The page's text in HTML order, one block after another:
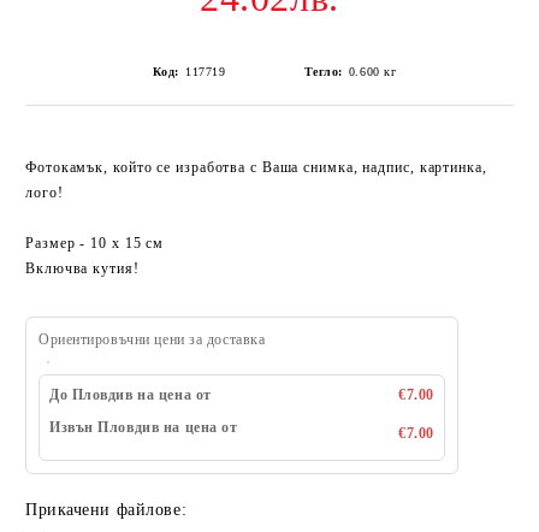
Код: 117719 Тегло: 0.600 кг
Фотокамък, който се изработва с Ваша снимка, надпис, картинка,
лого!
Размер - 10 x 15 см
Включва кутия!
Ориентировъчни цени за доставка
До Пловдив на цена от
€7.00
Извън Пловдив на цена от
€7.00
Прикачени файлове: